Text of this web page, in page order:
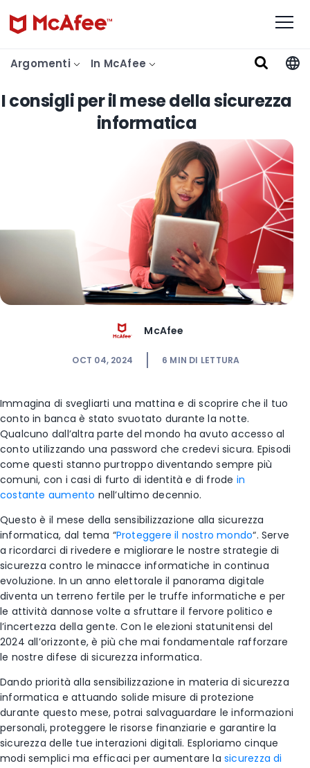
Argomenti In McAfee
I consigli per il mese della sicurezza
informatica
McAfee
OCT 04, 2024 6 MIN DI LETTURA
Immagina di svegliarti una mattina e di scoprire che il tuo
conto in banca è stato svuotato durante la notte.
Qualcuno dall’altra parte del mondo ha avuto accesso al
conto utilizzando una password che credevi sicura. Episodi
come questi stanno purtroppo diventando sempre più
comuni, con i casi di furto di identità e di frode in
costante aumento nell’ultimo decennio.
Questo è il mese della sensibilizzazione alla sicurezza
informatica, dal tema “Proteggere il nostro mondo“. Serve
a ricordarci di rivedere e migliorare le nostre strategie di
sicurezza contro le minacce informatiche in continua
evoluzione. In un anno elettorale il panorama digitale
diventa un terreno fertile per le truffe informatiche e per
le attività dannose volte a sfruttare il fervore politico e
l’incertezza della gente. Con le elezioni statunitensi del
2024 all’orizzonte, è più che mai fondamentale rafforzare
le nostre difese di sicurezza informatica.
Dando priorità alla sensibilizzazione in materia di sicurezza
informatica e attuando solide misure di protezione
durante questo mese, potrai salvaguardare le informazioni
personali, proteggere le risorse finanziarie e garantire la
sicurezza delle tue interazioni digitali. Esploriamo cinque
modi semplici ma efficaci per aumentare lasicurezza di